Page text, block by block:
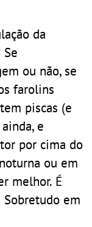
da
ou não, se
farolins
piscas (e
e
por cima do
ou em
melhor. É
em